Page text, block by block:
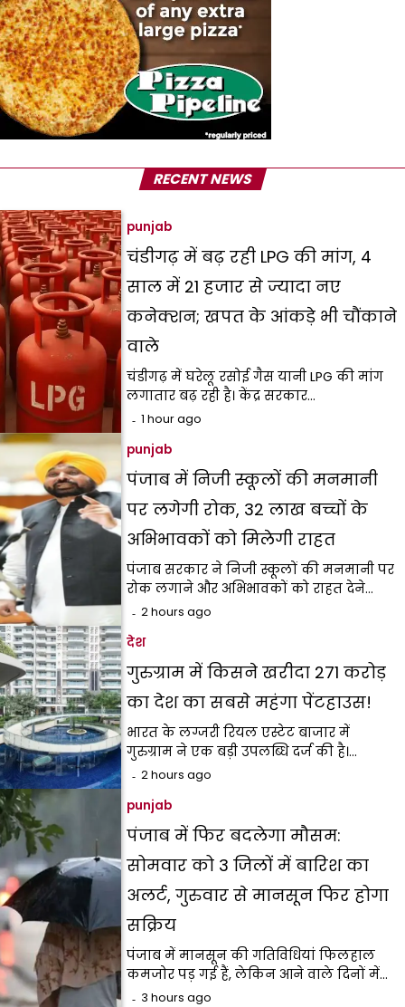
RECENT NEWS
punjab
चंडीगढ़ में बढ़ रही LPG की मांग, 4
साल में 21 हजार से ज्यादा नए
कनेक्शन; खपत के आंकड़े भी चौंकाने
वाले
चंडीगढ़ में घरेलू रसोई गैस यानी LPG की मांग
लगातार बढ़ रही है। केंद्र सरकार…
1 hour ago
punjab
पंजाब में निजी स्कूलों की मनमानी
पर लगेगी रोक, 32 लाख बच्चों के
अभिभावकों को मिलेगी राहत
पंजाब सरकार ने निजी स्कूलों की मनमानी पर
रोक लगाने और अभिभावकों को राहत देने…
2 hours ago
देश
गुरुग्राम में किसने खरीदा ₹271 करोड़
का देश का सबसे महंगा पेंटहाउस!
भारत के लग्जरी रियल एस्टेट बाजार में
गुरुग्राम ने एक बड़ी उपलब्धि दर्ज की है।…
2 hours ago
punjab
पंजाब में फिर बदलेगा मौसम:
सोमवार को 3 जिलों में बारिश का
अलर्ट, गुरुवार से मानसून फिर होगा
सक्रिय
पंजाब में मानसून की गतिविधियां फिलहाल
कमजोर पड़ गई हैं, लेकिन आने वाले दिनों में…
3 hours ago